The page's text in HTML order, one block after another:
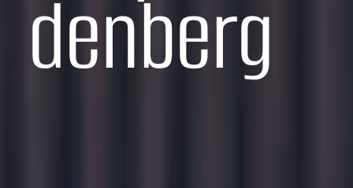
denberg